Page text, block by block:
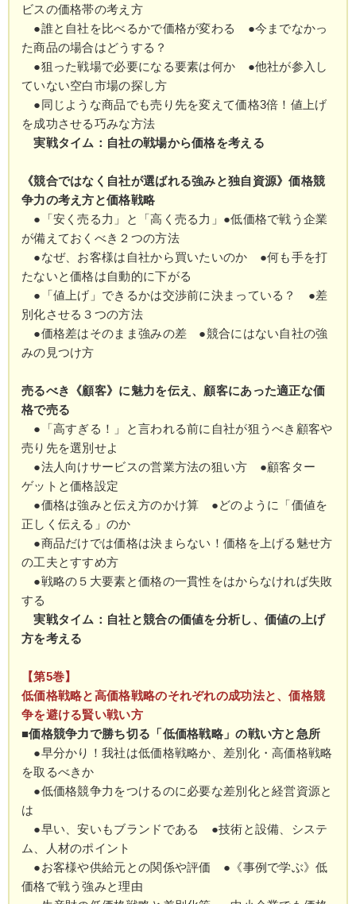
ビスの価格帯の考え方
●誰と自社を比べるかで価格が変わる ●今までなかっ
た商品の場合はどうする？
●狙った戦場で必要になる要素は何か ●他社が参入し
ていない空白市場の探し方
●同じような商品でも売り先を変えて価格3倍！値上げ
を成功させる巧みな方法
実戦タイム：自社の戦場から価格を考える
《競合ではなく自社が選ばれる強みと独自資源》価格競
争力の考え方と価格戦略
●「安く売る力」と「高く売る力」●低価格で戦う企業
が備えておくべき２つの方法
●なぜ、お客様は自社から買いたいのか ●何も手を打
たないと価格は自動的に下がる
●「値上げ」できるかは交渉前に決まっている？ ●差
別化させる３つの方法
●価格差はそのまま強みの差 ●競合にはない自社の強
みの見つけ方
売るべき《顧客》に魅力を伝え、顧客にあった適正な価
格で売る
●「高すぎる！」と言われる前に自社が狙うべき顧客や
売り先を選別せよ
●法人向けサービスの営業方法の狙い方 ●顧客ター
ゲットと価格設定
●価格は強みと伝え方のかけ算 ●どのように「価値を
正しく伝える」のか
●商品だけでは価格は決まらない！価格を上げる魅せ方
の工夫とすすめ方
●戦略の５大要素と価格の一貫性をはからなければ失敗
する
実戦タイム：自社と競合の価値を分析し、価値の上げ
方を考える
【第5巻】
低価格戦略と高価格戦略のそれぞれの成功法と、価格競
争を避ける賢い戦い方
■価格競争力で勝ち切る「低価格戦略」の戦い方と急所
●早分かり！我社は低価格戦略か、差別化・高価格戦略
を取るべきか
●低価格競争力をつけるのに必要な差別化と経営資源と
は
●早い、安いもブランドである ●技術と設備、システ
ム、人材のポイント
●お客様や供給元との関係や評価 ●《事例で学ぶ》低
価格で戦う強みと理由